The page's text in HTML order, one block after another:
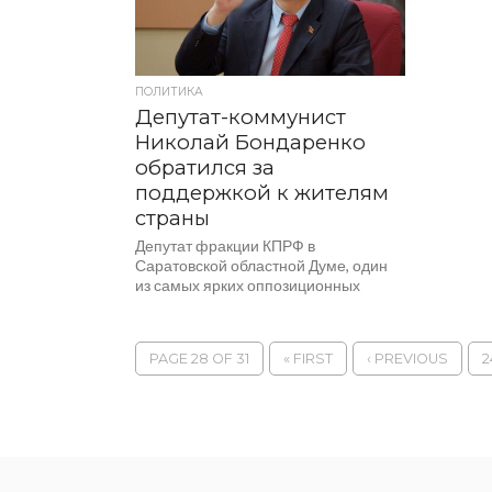
ПОЛИТИКА
Депутат-коммунист
Николай Бондаренко
обратился за
поддержкой к жителям
страны
Депутат фракции КПРФ в
Саратовской областной Думе, один
из самых ярких оппозиционных
«Дневник депутата» в...
PAGE 28 OF 31 « FIRST ‹ PREVIOUS